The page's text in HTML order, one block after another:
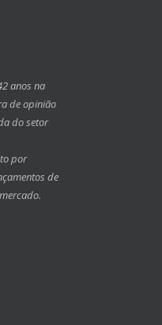
anos na
de opinião
do setor
por
de